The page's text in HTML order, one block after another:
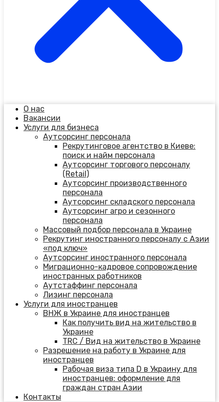
О нас
Вакансии
Услуги для бизнеса
Аутсорсинг персонала
Рекрутинговое агентство в Киеве:
поиск и найм персонала
Аутсорсинг торгового персоналу
(Retail)
Аутсорсинг производственного
персонала
Аутсорсинг складского персонала
Аутсорсинг агро и сезонного
персонала
Массовый подбор персонала в Украине
Рекрутинг иностранного персоналу с Азии
«под ключ»
Аутсорсинг иностранного персонала
Миграционно-кадровое сопровождение
иностранных работников
Аутстаффинг персонала
Лизинг персонала
Услуги для иностранцев
ВНЖ в Украине для иностранцев
Как получить вид на жительство в
Украине
TRC / Вид на жительство в Украине
Разрешение на работу в Украине для
иностранцев
Рабочая виза типа D в Украину для
иностранцев: оформление для
граждан стран Азии
Контакты